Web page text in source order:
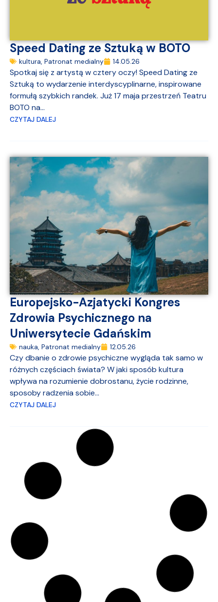
Speed Dating ze Sztuką w BOTO
kultura, Patronat medialny 14.05.26
Spotkaj się z artystą w cztery oczy! Speed Dating ze
Sztuką to wydarzenie interdyscyplinarne, inspirowane
formułą szybkich randek. Już 17 maja przestrzeń Teatru
BOTO na...
CZYTAJ DALEJ
Europejsko-Azjatycki Kongres
Zdrowia Psychicznego na
Uniwersytecie Gdańskim
nauka, Patronat medialny 12.05.26
Czy dbanie o zdrowie psychiczne wygląda tak samo w
różnych częściach świata? W jaki sposób kultura
wpływa na rozumienie dobrostanu, życie rodzinne,
sposoby radzenia sobie...
CZYTAJ DALEJ
„Awangarda – tam, gdzie magia
kina jeszcze nie zgasła” – premiera
i odsłuch dyplomowego reportażu
Patronat medialny
Czy zastanawiałeś się kiedyś, czym właściwie jest magia
kina? Co sprawia, że nie gaśnie nawet wtedy, gdy
światem rządzą platformy streamingowe i wielkie sieci
CZYTAJ DALEJ